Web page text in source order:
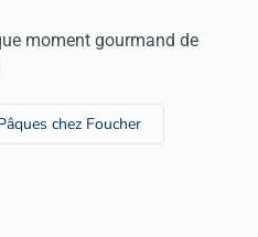
moment gourmand de
chez Foucher